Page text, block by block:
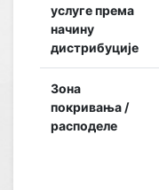
услуге према
начину
дистрибуције
Зона
покривања /
расподеле